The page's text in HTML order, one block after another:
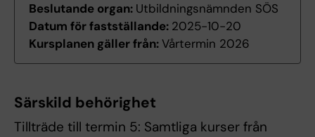
Beslutande organ: Utbildningsnämnden SÖS
Datum för fastställande: 2025-10-20
Kursplanen gäller från:Vårtermin 2026
Särskild behörighet
Tillträde till termin 5: Samtliga kurser från